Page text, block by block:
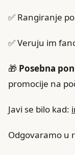
✅ Rangiranje
✅ Veruju im
🎁 Posebna
promocije na
Javi se bilo kad:
Odgovaramo u